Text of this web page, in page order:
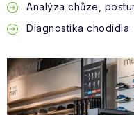
BLOG Doprava a
Obchodní podmínky
Analýza chůze,
Diagnostika chodidla